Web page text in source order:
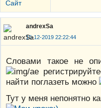
Сайт
andrexSa
15-12-2019 22:22:44
Словами такое не
найти поглазеть можно
Тут у меня непонятно